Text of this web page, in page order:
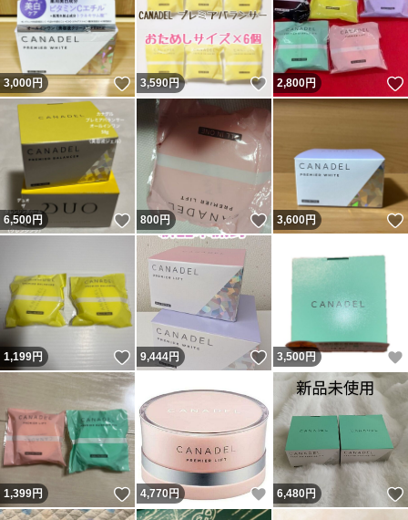
3,000円 いいね！
3,590円 いいね！
2,800円
6,500円 いいね！
800円 いいね！
3,600円
1,199円 いいね！
9,444円 いいね！
3,500 円
1,399円 いいね！
4,770円 いいね！
6,480円